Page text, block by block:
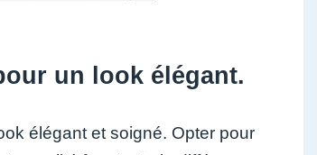
un look élégant.
élégant et soigné. Opter pour